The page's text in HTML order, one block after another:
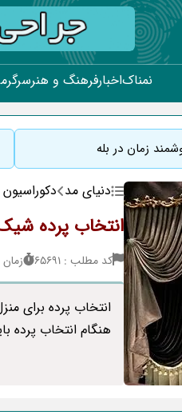
نمناکاخبارفرهنگ و هنر
زمان در بله
دنیای مد
انتخاب پرده
کد مطلب : 65691 زمان
انتخاب پرده برای
هنگام انتخاب پرده